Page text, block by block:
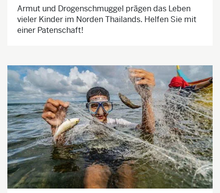
Armut und Drogenschmuggel prägen das Leben
vieler Kinder im Norden Thailands. Helfen Sie mit
einer Patenschaft!